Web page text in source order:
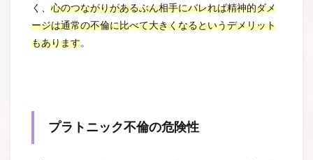
く、 心のつながりがあるぶん相手にバレれば精神的ダメ
ージは通常の不倫に比べて大きくなるというデメリット
もあります。
プラトニック不倫の危険性